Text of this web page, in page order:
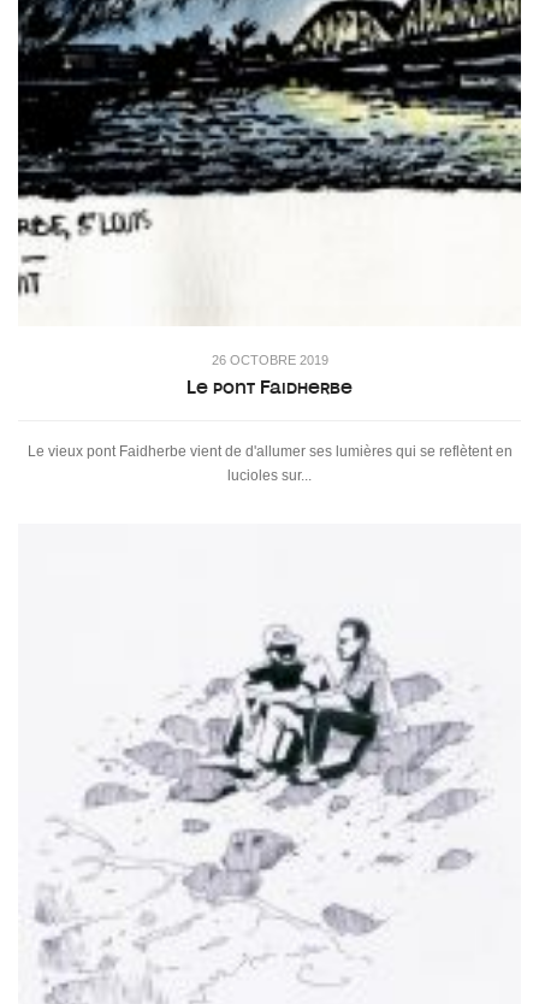
26 OCTOBRE 2019
Le pont Faidherbe
Le vieux pont Faidherbe vient de d'allumer ses lumières qui se reflètent en
lucioles sur...